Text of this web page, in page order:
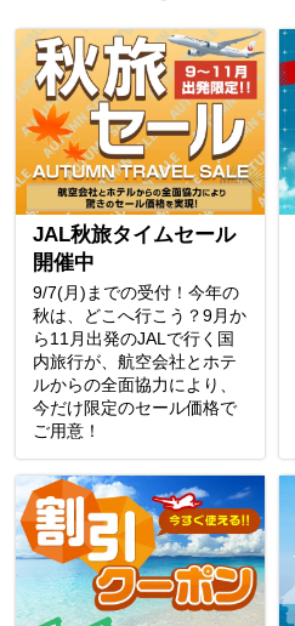
JAL秋旅タイムセール
開催中
9/7(月)までの受付！今年の
秋は、どこへ行こう？9月か
ら11月出発のJALで行く国
内旅行が、航空会社とホテ
ルからの全面協力により、
今だけ限定のセール価格で
ご用意！